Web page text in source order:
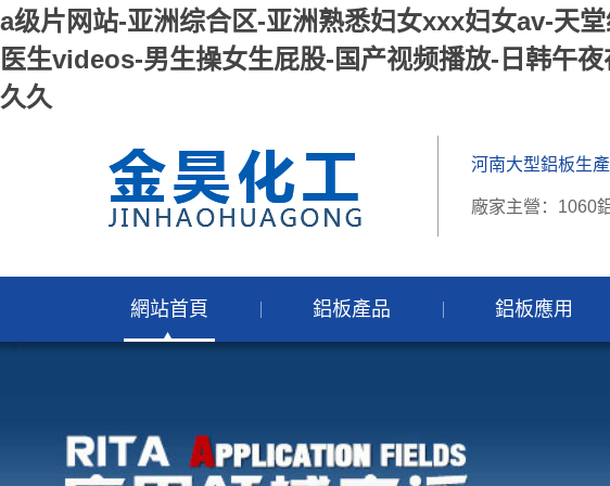
a级片网站-亚洲综合区-亚洲熟悉妇女xxx妇女av-天
医生videos-男生操女生屁股-国产视频播放-日韩午
久久
河南大型鋁板生
廠家主營：1060
網站首頁 鋁板產品 鋁板應用